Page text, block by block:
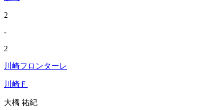
2
-
2
川崎フロンターレ
川崎Ｆ
大橋 祐紀